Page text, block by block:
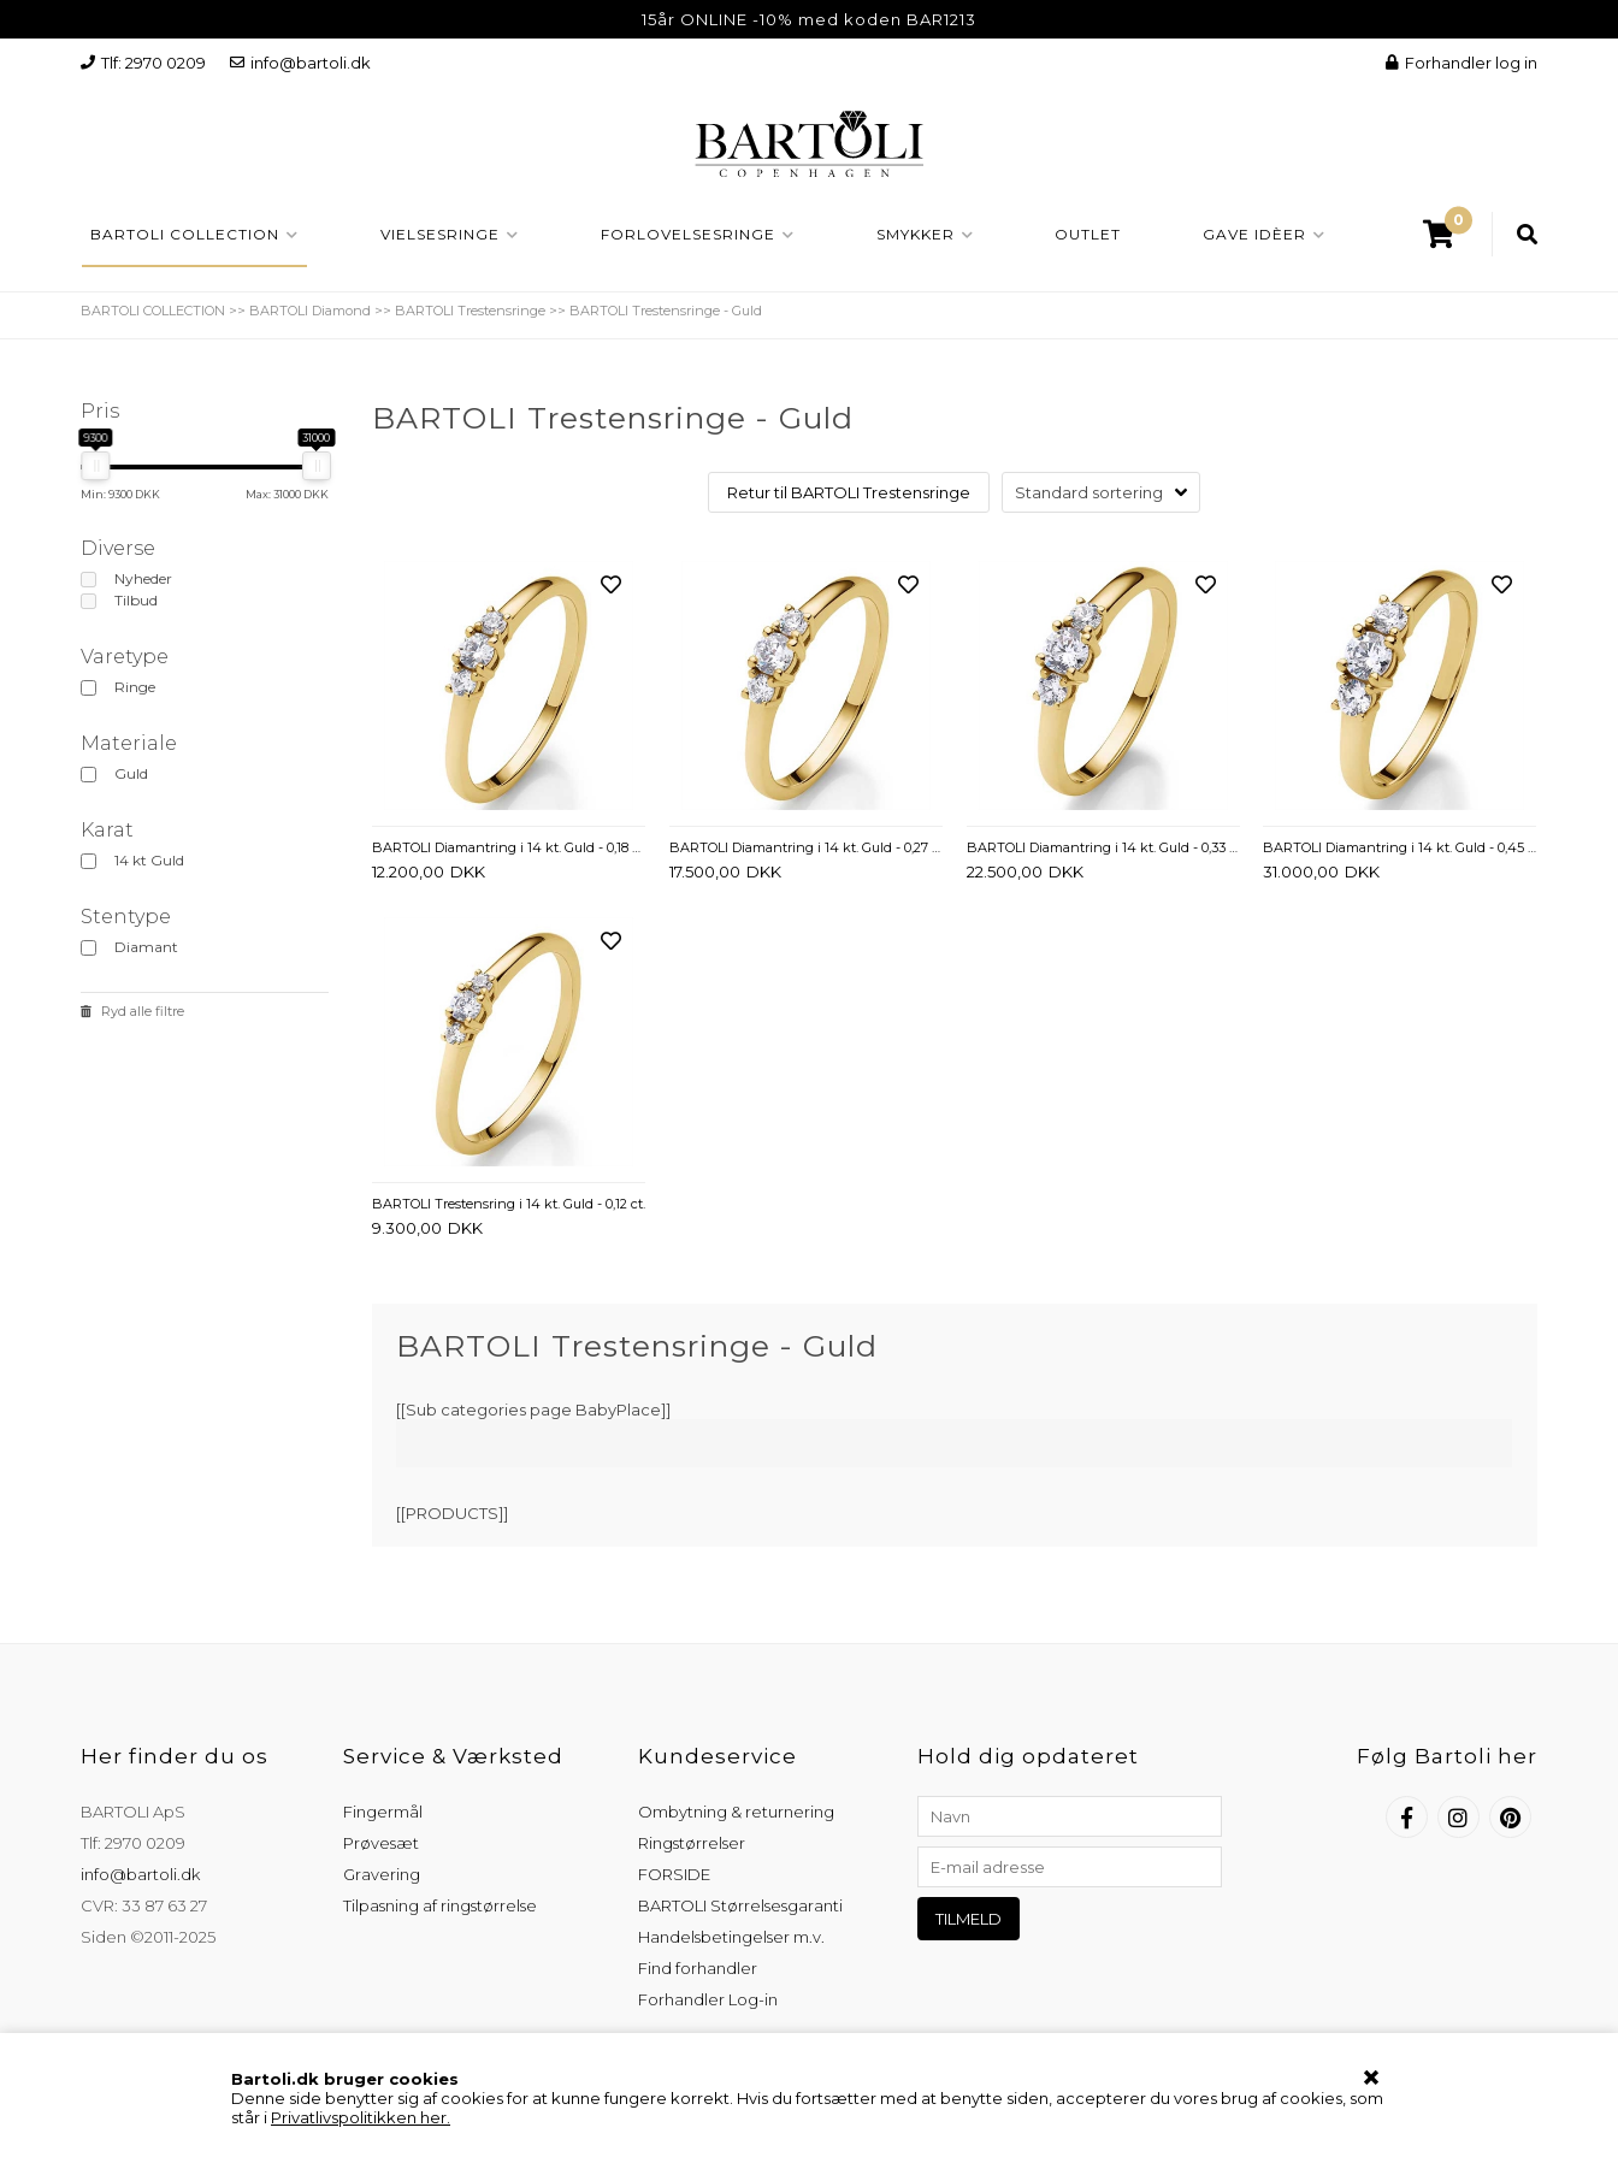
15år ONLINE -10% med koden BAR1213
Bartoli.dk bruger cookies
Denne side benytter sig af cookies for at kunne fungere korrekt. Hvis du fortsætter med at benytte siden, accepterer du vores brug af cookies, som
står i Privatlivspolitikken her.
Tlf: 2970 0209 info@bartoli.dk Forhandler log in
BARTOLI COLLECTION VIELSESRINGE FORLOVELSESRINGE SMYKKER OUTLET GAVE IDÈER
0
BARTOLI COLLECTION >> BARTOLI Diamond >> BARTOLI Trestensringe >> BARTOLI Trestensringe - Guld
Pris
9300 31000
Min: 9300 DKK Max: 31000 DKK
Diverse
Nyheder
Tilbud
Varetype
Ringe
Materiale
Guld
Karat
14 kt Guld
Stentype
Diamant
Ryd alle filtre
BARTOLI Trestensringe - Guld
Retur til BARTOLI Trestensringe
BARTOLI Diamantring i 14 kt. Guld - 0,18 ct.
12.200,00 DKK
BARTOLI Diamantring i 14 kt. Guld - 0,27 ct.
17.500,00 DKK
BARTOLI Diamantring i 14 kt. Guld - 0,33 ct.
22.500,00 DKK
BARTOLI Diamantring i 14 kt. Guld - 0,45 ct.
31.000,00 DKK
BARTOLI Trestensring i 14 kt. Guld - 0,12 ct.
9.300,00 DKK
BARTOLI Trestensringe - Guld
[[Sub categories page BabyPlace]]
[[PRODUCTS]]
Her finder du os
BARTOLI ApS
Tlf: 2970 0209
info@bartoli.dk
CVR: 33 87 63 27
Siden ©2011-2025
Service & Værksted
Fingermål
Prøvesæt
Gravering
Tilpasning af ringstørrelse
Kundeservice
Ombytning & returnering
Ringstørrelser
FORSIDE
BARTOLI Størrelsesgaranti
Handelsbetingelser m.v.
Find forhandler
Forhandler Log-in
Hold dig opdateret Følg Bartoli her